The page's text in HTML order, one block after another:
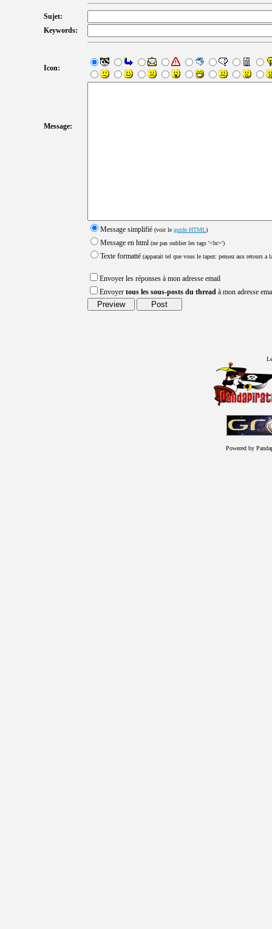
Sujet:
Keywords:
Icon:
Message:
Message simplifié (voir le guide HTML)
Message en html (ne pas oublier les tags '<br>')
Texte formatté (apparait tel que vous le tapez: pensez aux retours a
Envoyer les réponses à mon adresse email
Envoyer tous les sous-posts du thread à mon adresse
Powered by